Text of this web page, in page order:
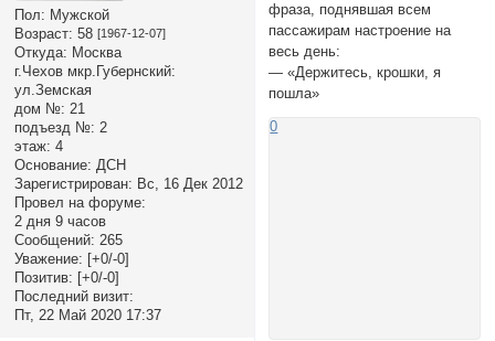
Пол: Мужской
Возраст: 58 [1967-12-07]
Откуда: Москва
г.Чехов мкр.Губернский:
ул.Земская
дом №: 21
подъезд №: 2
этаж: 4
Основание: ДСН
Зарегистрирован: Вс, 16 Дек 2012
Провел на форуме:
2 дня 9 часов
Сообщений: 265
Уважение: [+0/-0]
Позитив: [+0/-0]
Последний визит:
Пт, 22 Май 2020 17:37
фраза, поднявшая всем
пассажирам настроение на
весь день:
— «Держитесь, крошки, я
пошла»
0